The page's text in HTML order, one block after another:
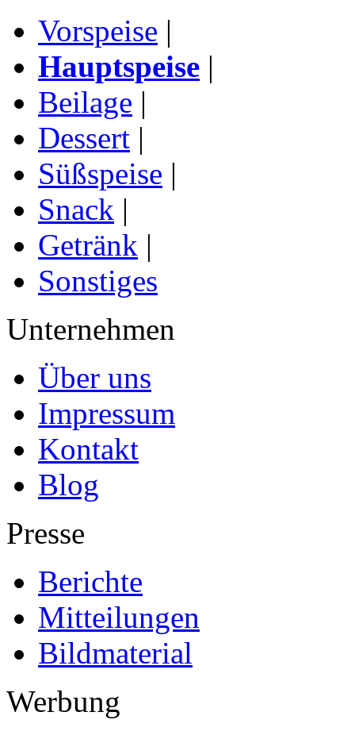
Vorspeise |
Hauptspeise |
Beilage |
Dessert |
Süßspeise |
Snack |
Getränk |
Sonstiges
Unternehmen
Über uns
Impressum
Kontakt
Blog
Presse
Berichte
Mitteilungen
Bildmaterial
Werbung